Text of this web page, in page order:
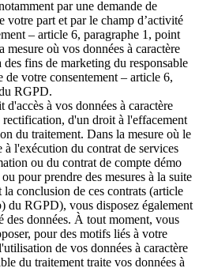
par une demande de
votre part et par le champ d’activité
– article 6, paragraphe 1, point
où vos données à caractère
des fins de marketing du responsable
de votre consentement – article 6,
RGPD.
à vos données à caractère
d'un droit à l'effacement
du traitement. Dans la mesure où le
à l'exécution du contrat de services
ou du contrat de compte démo
pour prendre des mesures à la suite
la conclusion de ces contrats (article
du RGPD), vous disposez également
des données. À tout moment, vous
pour des motifs liés à votre
de vos données à caractère
du traitement traite vos données à